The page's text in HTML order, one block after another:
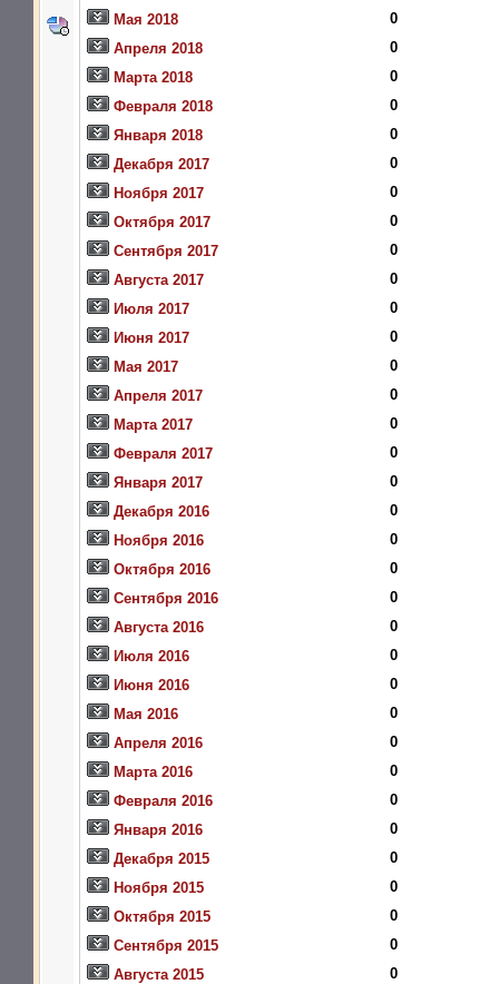
Мая 2018
0
Апреля 2018
0
Марта 2018
0
Февраля 2018
0
Января 2018
0
Декабря 2017
0
Ноября 2017
0
Октября 2017
0
Сентября 2017
0
Августа 2017
0
Июля 2017
0
Июня 2017
0
Мая 2017
0
Апреля 2017
0
Марта 2017
0
Февраля 2017
0
Января 2017
0
Декабря 2016
0
Ноября 2016
0
Октября 2016
0
Сентября 2016
0
Августа 2016
0
Июля 2016
0
Июня 2016
0
Мая 2016
0
Апреля 2016
0
Марта 2016
0
Февраля 2016
0
Января 2016
0
Декабря 2015
0
Ноября 2015
0
Октября 2015
0
Сентября 2015
0
Августа 2015
0